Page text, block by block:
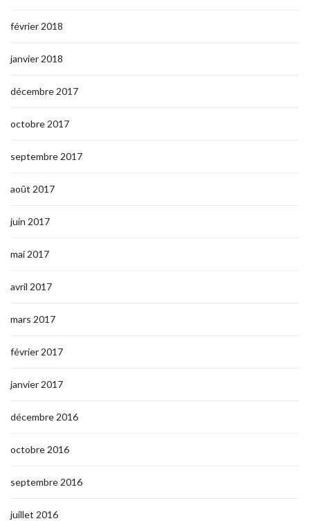
février 2018
janvier 2018
décembre 2017
octobre 2017
septembre 2017
août 2017
juin 2017
mai 2017
avril 2017
mars 2017
février 2017
janvier 2017
décembre 2016
octobre 2016
septembre 2016
juillet 2016